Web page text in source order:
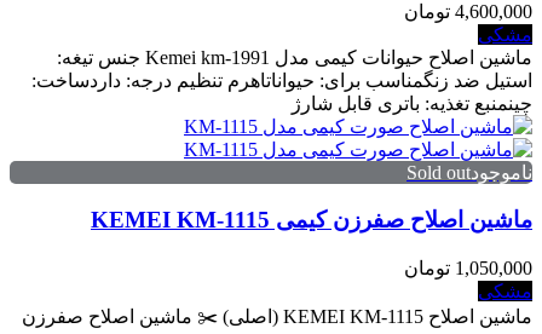
4,600,000 تومان
مشکی
ماشين اصلاح حیوانات کیمی مدل Kemei km-1991 جنس تيغه:
استيل ضد زنگمناسب برای: حیواناتاهرم تنظیم درجه: داردساخت:
چینمنبع تغذیه: باتری قابل شارژ
ناموجودSold out
ماشین اصلاح صفرزن کیمی KEMEI KM-1115
1,050,000 تومان
مشکی
ماشین اصلاح KEMEI KM-1115 (اصلی) ✂️ ماشین اصلاح صفرزن